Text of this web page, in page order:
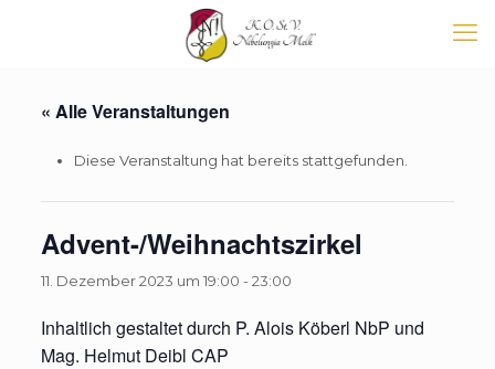
« Alle Veranstaltungen
Diese Veranstaltung hat bereits stattgefunden.
Advent-/Weihnachtszirkel
11. Dezember 2023 um 19:00 -23:00
Inhaltlich gestaltet durch P. Alois Köberl NbP und
Mag. Helmut Deibl CAP